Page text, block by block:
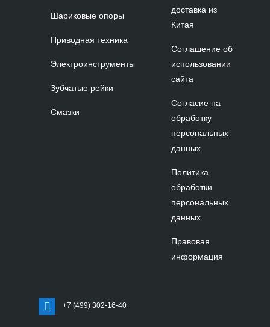
Шариковые опоры
Приводная техника
Электроинструменты
Зубчатые рейки
Смазки
доставка из
Китая
Соглашение об
использовании
сайта
Согласие на
обработку
персональных
данных
Политика
обработки
персональных
данных
Правовая
информация
+7 (499) 302-16-40